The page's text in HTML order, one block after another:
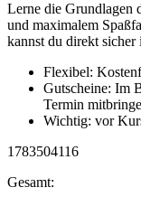
Lerne die Grundlagen
und maximalem
kannst du direkt
Flexibel:
Gutscheine: Im
Termin
Wichtig: vor
1783504116
Gesamt: